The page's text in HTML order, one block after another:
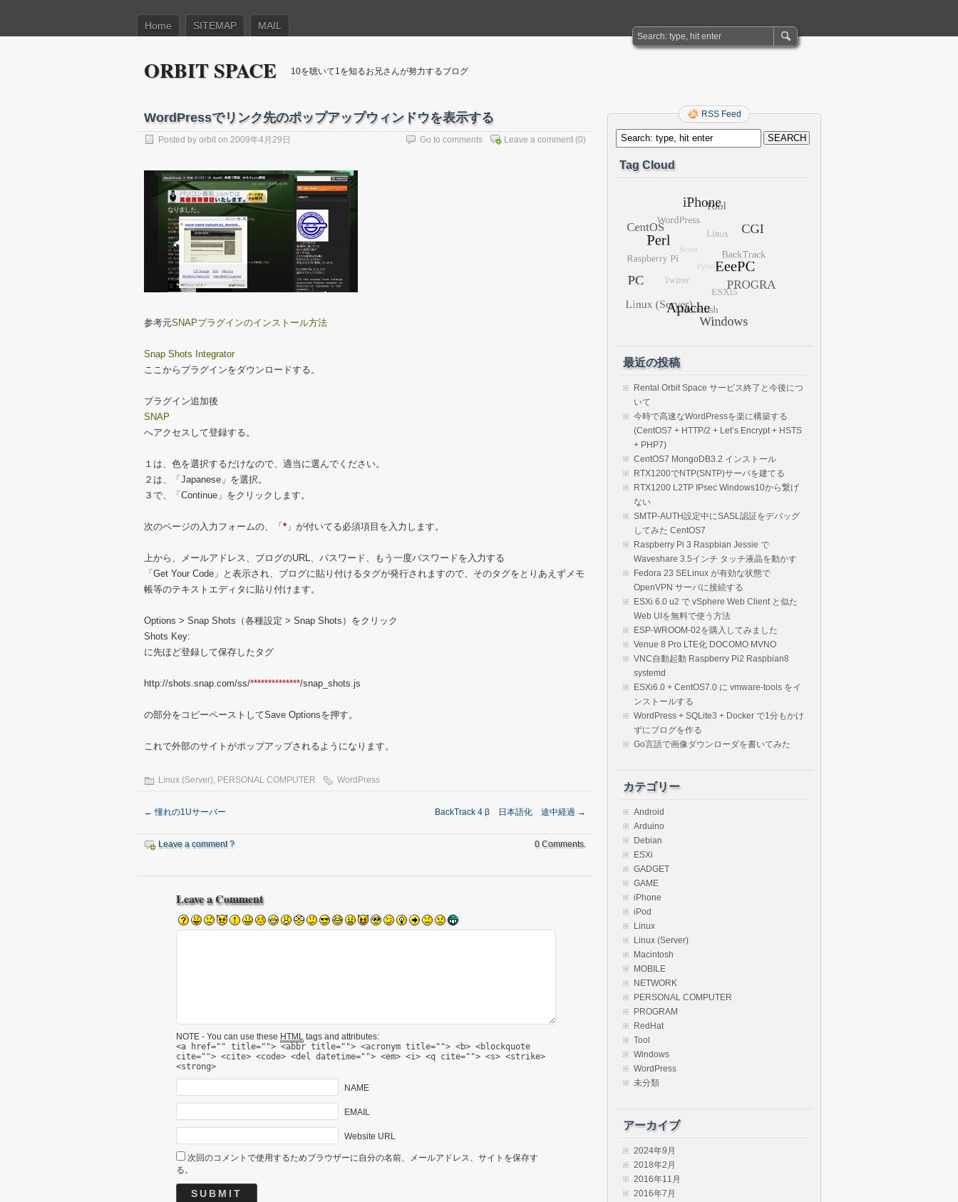
Home SITEMAP MAIL
ORBIT SPACE 10を聴いて1を知るお兄さんが努力するブログ
WordPressでリンク先のポップアップウィンドウを表示する
Posted by orbit on 2009年4月29日 Leave a comment (0)
Go to comments
参考元SNAPプラグインのインストール方法
Snap Shots Integrator
ここからプラグインをダウンロードする。
プラグイン追加後
SNAP
へアクセスして登録する。
１は、色を選択するだけなので、適当に選んでください。
２は、「Japanese」を選択。
３で、「Continue」をクリックします。
次のページの入力フォームの、「 * 」が付いてる必須項目を入力します。
上から、メールアドレス、ブログのURL、パスワード、もう一度パスワードを入力する
「Get Your Code」と表示され、ブログに貼り付けるタグが発行されますので、そのタグをとりあえずメモ
帳等のテキストエディタに貼り付けます。
Options > Snap Shots（各種設定 > Snap Shots）をクリック
Shots Key:
に先ほど登録して保存したタグ
http://shots.snap.com/ss/**************/snap_shots.js
の部分をコピーペーストしてSave Optionsを押す。
これで外部のサイトがポップアップされるようになります。
Linux (Server), PERSONAL COMPUTER WordPress
← 憧れの1Uサーバー BackTrack 4 β 日本語化 途中経過 →
Leave a comment ? 0 Comments.
Leave a Comment
NOTE - You can use these HTML tags and attributes:
<a href="" title=""> <abbr title=""> <acronym title=""> <b> <blockquote
cite=""> <cite> <code> <del datetime=""> <em> <i> <q cite=""> <s> <strike>
<strong>
NAME
EMAIL
Website URL
次回のコメントで使用するためブラウザーに自分の名前、メールアドレス、サイトを保存す
る。
RSS Feed
Tag Cloud
最近の投稿
Rental Orbit Space サービス終了と今後につ
いて
今時で高速なWordPressを楽に構築する
(CentOS7 + HTTP/2 + Let’s Encrypt + HSTS
+ PHP7)
CentOS7 MongoDB3.2 インストール
RTX1200でNTP(SNTP)サーバを建てる
RTX1200 L2TP IPsec Windows10から繋げ
ない
SMTP-AUTH設定中にSASL認証をデバッグ
してみた CentOS7
Raspberry Pi 3 Raspbian Jessie で
Waveshare 3.5インチ タッチ液晶を動かす
Fedora 23 SELinux が有効な状態で
OpenVPN サーバに接続する
ESXi 6.0 u2 で vSphere Web Client と似た
Web UIを無料で使う方法
ESP-WROOM-02を購入してみました
Venue 8 Pro LTE化 DOCOMO MVNO
VNC自動起動 Raspberry Pi2 Raspbian8
systemd
ESXi6.0 + CentOS7.0 に vmware-tools をイ
ンストールする
WordPress + SQLite3 + Docker で1分もかけ
ずにブログを作る
Go言語で画像ダウンローダを書いてみた
カテゴリー
Android
Arduino
Debian
ESXi
GADGET
GAME
iPhone
iPod
Linux
Linux (Server)
Macintosh
MOBILE
NETWORK
PERSONAL COMPUTER
PROGRAM
RedHat
Tool
Windows
WordPress
未分類
アーカイブ
2024年9月
2018年2月
2016年11月
2016年7月